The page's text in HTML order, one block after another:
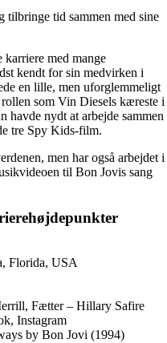
tilbringe tid sammen med sine
med mange
kendt for sin medvirken i
en lille, men uforglemmeligt
som Vin Diesels kæreste i
nydt at arbejde sammen
tre Spy Kids-film.
men har også arbejdet i
til Bon Jovis sang
Florida, USA
Fætter – Hillary Safire
Instagram
by Bon Jovi (1994)